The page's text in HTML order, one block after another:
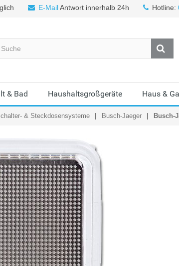
E-MailAntwort innerhalb 24h Hotline:
& Bad Haushaltsgroßgeräte Haus &
& Steckdosensysteme Busch-Jaeger Busch-